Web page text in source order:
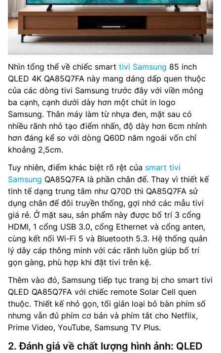
Nhìn tổng thể về chiếc smart tivi Samsung 85 inch
QLED 4K QA85Q7FA này mang dáng dấp quen thuộc
của các dòng tivi Samsung trước đây với viền mỏng
ba cạnh, cạnh dưới dày hơn một chút in logo
Samsung. Thân máy làm từ nhựa đen, mặt sau có
nhiều rãnh nhỏ tạo điểm nhấn, độ dày hơn 6cm nhỉnh
hơn đáng kể so với dòng Q60D năm ngoái vốn chỉ
khoảng 2,5cm.
Tuy nhiên, điểm khác biệt rõ rệt của smart tivi
Samsung QA85Q7FA là phần chân đế. Thay vì thiết kế
tinh tế dạng trung tâm như Q70D thì QA85Q7FA sử
dụng chân đế đôi truyền thống, gợi nhớ các mẫu tivi
giá rẻ. Ở mặt sau, sản phẩm này được bố trí 3 cổng
HDMI, 1 cổng USB 3.0, cổng Ethernet và cổng anten,
cùng kết nối Wi-Fi 5 và Bluetooth 5.3. Hệ thống quản
lý dây cáp thông minh với các rãnh luồn giúp bố trí
gọn gàng, phù hợp khi đặt tivi trên kệ.
Thêm vào đó, Samsung tiếp tục trang bị cho smart tivi
QLED QA85Q7FA với chiếc remote Solar Cell quen
thuộc. Thiết kế nhỏ gọn, tối giản loại bỏ bàn phím số
nhưng vẫn đủ phím cơ bản và phím tắt cho Netflix,
Prime Video, YouTube, Samsung TV Plus.
2. Đánh giá về chất lượng hình ảnh: QLED